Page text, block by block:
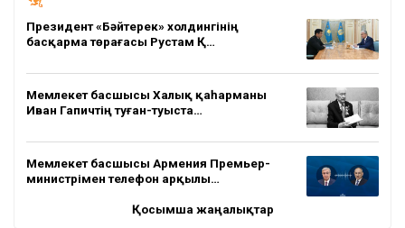
Президент «Бәйтерек» холдингінің
басқарма төрағасы Рустам Қ…
Мемлекет басшысы Халық қаһарманы
Иван Гапичтің туған-туыста…
Мемлекет басшысы Армения Премьер-
министрімен телефон арқылы…
Қосымша жаңалықтар